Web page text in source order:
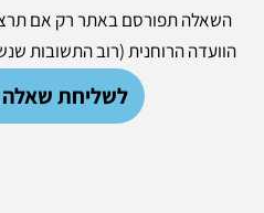
השאלה תפורסם באתר רק אם
הוועדה הרוחנית (רוב התשובות
לשליחת שאלה